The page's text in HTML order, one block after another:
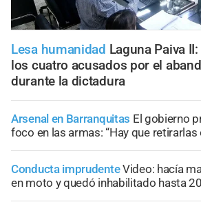
Lesa humanidad Laguna Paiva
los cuatro acusados por el
durante la dictadura
Arsenal en Barranquitas El gobierno
foco en las armas: “Hay que retirarlas
Conducta imprudenteVideo: hacía
en moto y quedó inhabilitado hasta